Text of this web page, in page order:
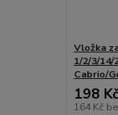
Vložka
1/2/3/14/
Cabrio/
198 Kč
164 Kč